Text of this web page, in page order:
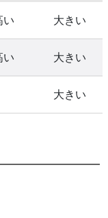
い 大きい
い 大きい
大きい